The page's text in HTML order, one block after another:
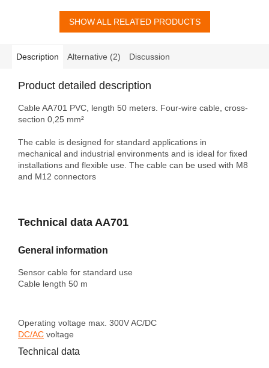
SHOW ALL RELATED PRODUCTS
Description Alternative (2) Discussion
Product detailed description
Cable AA701 PVC, length 50 meters. Four-wire cable, cross-
section 0,25 mm²
The cable is designed for standard applications in
mechanical and industrial environments and is ideal for fixed
installations and flexible use. The cable can be used with M8
and M12 connectors
Technical data AA701
General information
Sensor cable for standard use
Cable length 50 m
Operating voltage max. 300V AC/DC
DC/AC voltage
Technical data